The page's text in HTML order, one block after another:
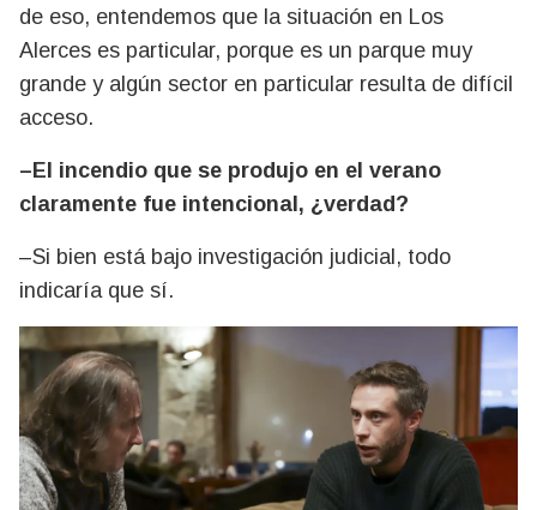
de eso, entendemos que la situación en Los
Alerces es particular, porque es un parque muy
grande y algún sector en particular resulta de difícil
acceso.
–El incendio que se produjo en el verano
claramente fue intencional, ¿verdad?
–Si bien está bajo investigación judicial, todo
indicaría que sí.